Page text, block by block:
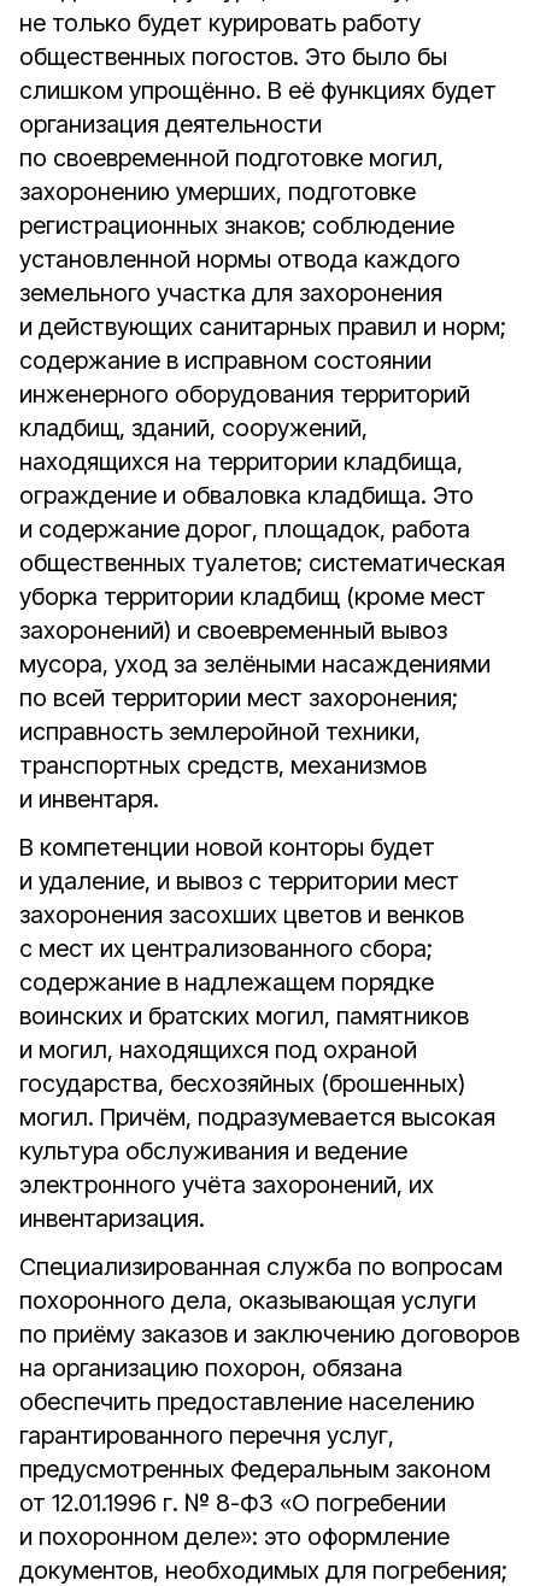
не только будет курировать работу
общественных погостов. Это было бы
слишком упрощённо. В её функциях будет
организация деятельности
по своевременной подготовке могил,
захоронению умерших, подготовке
регистрационных знаков; соблюдение
установленной нормы отвода каждого
земельного участка для захоронения
и действующих санитарных правил и норм;
содержание в исправном состоянии
инженерного оборудования территорий
кладбищ, зданий, сооружений,
находящихся на территории кладбища,
ограждение и обваловка кладбища. Это
и содержание дорог, площадок, работа
общественных туалетов; систематическая
уборка территории кладбищ (кроме мест
захоронений) и своевременный вывоз
мусора, уход за зелёными насаждениями
по всей территории мест захоронения;
исправность землеройной техники,
транспортных средств, механизмов
и инвентаря.
В компетенции новой конторы будет
и удаление, и вывоз с территории мест
захоронения засохших цветов и венков
с мест их централизованного сбора;
содержание в надлежащем порядке
воинских и братских могил, памятников
и могил, находящихся под охраной
государства, бесхозяйных (брошенных)
могил. Причём, подразумевается высокая
культура обслуживания и ведение
электронного учёта захоронений, их
инвентаризация.
Специализированная служба по вопросам
похоронного дела, оказывающая услуги
по приёму заказов и заключению договоров
на организацию похорон, обязана
обеспечить предоставление населению
гарантированного перечня услуг,
предусмотренных Федеральным законом
от 12.01.1996 г. № 8-ФЗ «О погребении
и похоронном деле»: это оформление
документов, необходимых для погребения;